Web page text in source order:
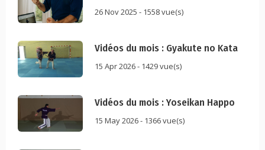
26 Nov 2025 - 1558 vue(s)
Vidéos du mois : Gyakute no Kata
15 Apr 2026 - 1429 vue(s)
Vidéos du mois : Yoseikan Happo
15 May 2026 - 1366 vue(s)